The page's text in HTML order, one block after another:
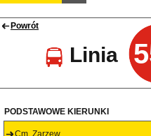
Powrót
Linia
PODSTAWOWE KIERUNKI
Cm. Zarzew